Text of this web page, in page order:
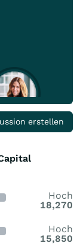
erstellen
Hoch
18,270
Hoch
15,850